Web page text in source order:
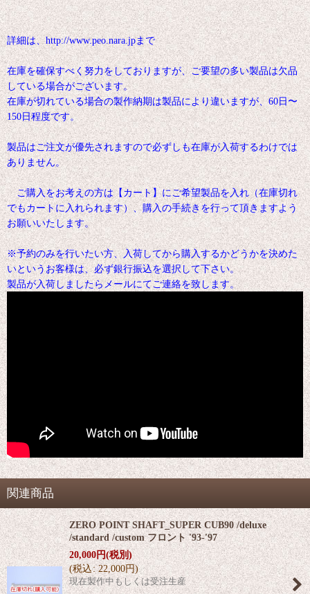
詳細は、http://www.peo.nara.jpまで
在庫を確保すべく努力をしておりますが、ご要望の多い製品は欠品
している場合がございます。
在庫が切れている場合の製作納期は製品により違いますが、60日〜
150日程度です。
製品はご注文が優先されますので必ずしも在庫が入荷するわけでは
ありません。
ご購入をお考えの方は【カート】にご希望製品を入れ（在庫切れ
でもカートに入れられます）、購入の手続きを行って頂きますよう
お願いいたします。
※予約のみを行いたい方、入荷してから購入するかどうかを決めた
いというお客様は、必ず銀行振込を選択して下さい。
製品が入荷しましたらメールにてご連絡を致します。
関連商品
ZERO POINT SHAFT_SUPER CUB90 /deluxe
/standard /custom フロント '93-'97
20,000円(税別)
(税込: 22,000円)
現在製作中もしくは受注生産